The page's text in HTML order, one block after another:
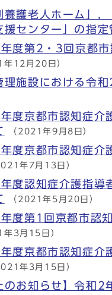
養護老人ホーム」
援センター」の指
度第2・3回京都市
年12月20日）
理施設における令
度京都市認知症介
（2021年9月8日）
度京都市認知症介
年7月13日）
度認知症介護指導
（2021年5月20日）
度第1回京都市認
年3月15日）
度京都市認知症介
年3月15日）
のお知らせ】令和